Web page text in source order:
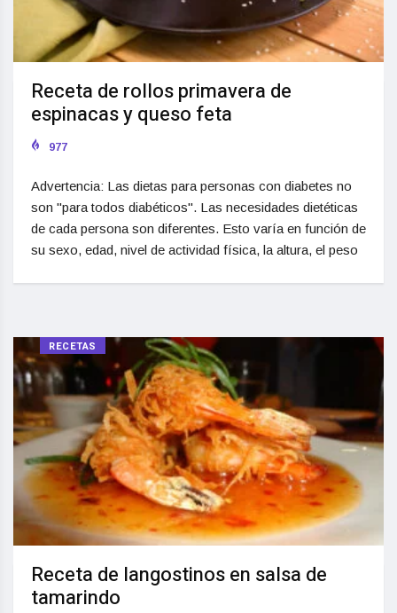
Receta de rollos primavera de
espinacas y queso feta
977
Advertencia: Las dietas para personas con diabetes no
son "para todos diabéticos". Las necesidades dietéticas
de cada persona son diferentes. Esto varía en función de
su sexo, edad, nivel de actividad física, la altura, el peso
RECETAS
Receta de langostinos en salsa de
tamarindo